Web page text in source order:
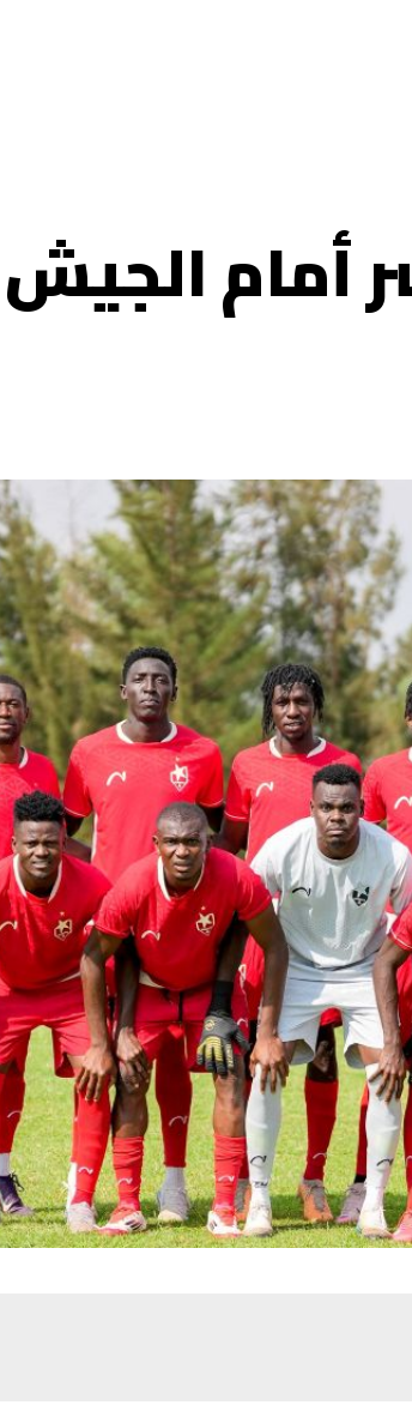
أمام الجيش